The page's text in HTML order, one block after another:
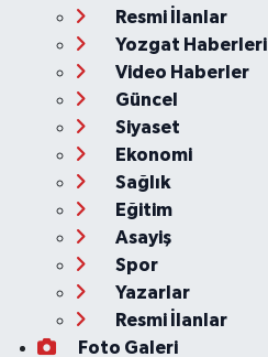
Resmi İlanlar
Yozgat Haberleri
Video Haberler
Güncel
Siyaset
Ekonomi
Sağlık
Eğitim
Asayiş
Spor
Yazarlar
Resmi İlanlar
Foto Galeri